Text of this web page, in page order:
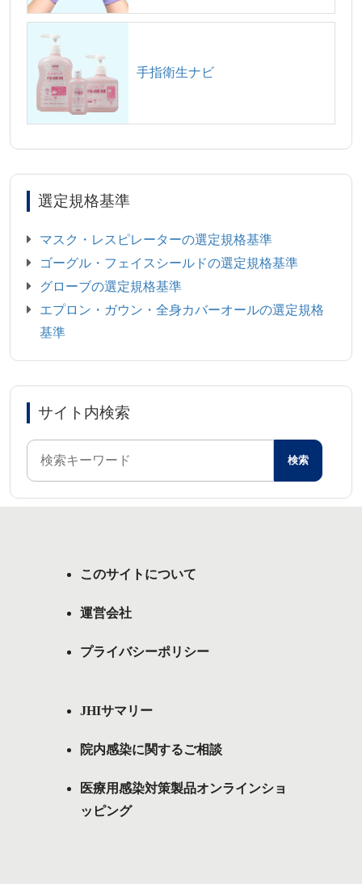
手指衛生ナビ
選定規格基準
マスク・レスピレーターの選定規格基準
ゴーグル・フェイスシールドの選定規格基準
グローブの選定規格基準
エプロン・ガウン・全身カバーオールの選定規格
基準
サイト内検索
このサイトについて
運営会社
プライバシーポリシー
JHIサマリー
院内感染に関するご相談
医療用感染対策製品オンラインショ
ッピング